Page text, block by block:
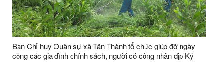
Ban Chỉ huy Quân sự xã Tân Thành tổ chức giúp đỡ ngày
công các gia đình chính sách, người có công nhân dịp Kỷ